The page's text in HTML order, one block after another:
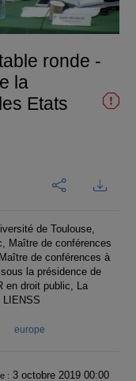
ronde -
la
Etats
de Toulouse,
Maître de conférences
de conférences à
la présidence de
en droit public, La
LIENSS
europe
: 3 octobre 2019 00:00